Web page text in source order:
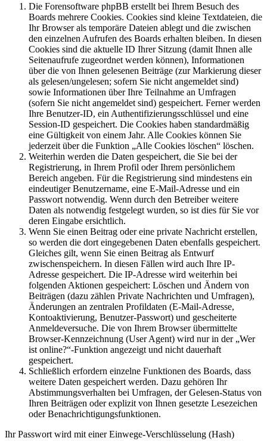
Die Forensoftware phpBB erstellt bei Ihrem Besuch des
Boards mehrere Cookies. Cookies sind kleine Textdateien, die
Ihr Browser als temporäre Dateien ablegt und die zwischen
den einzelnen Aufrufen des Boards erhalten bleiben. In diesen
Cookies sind die aktuelle ID Ihrer Sitzung (damit Ihnen alle
Seitenaufrufe zugeordnet werden können), Informationen
über die von Ihnen gelesenen Beiträge (zur Markierung dieser
als gelesen/ungelesen; sofern Sie nicht angemeldet sind)
sowie Informationen über Ihre Teilnahme an Umfragen
(sofern Sie nicht angemeldet sind) gespeichert. Ferner werden
Ihre Benutzer-ID, ein Authentifizierungsschlüssel und eine
Session-ID gespeichert. Die Cookies haben standardmäßig
eine Gültigkeit von einem Jahr. Alle Cookies können Sie
jederzeit über die Funktion „Alle Cookies löschen“ löschen.
Weiterhin werden die Daten gespeichert, die Sie bei der
Registrierung, in Ihrem Profil oder Ihrem persönlichem
Bereich angeben. Für die Registrierung sind mindestens ein
eindeutiger Benutzername, eine E-Mail-Adresse und ein
Passwort notwendig. Wenn durch den Betreiber weitere
Daten als notwendig festgelegt wurden, so ist dies für Sie vor
deren Eingabe ersichtlich.
Wenn Sie einen Beitrag oder eine private Nachricht erstellen,
so werden die dort eingegebenen Daten ebenfalls gespeichert.
Gleiches gilt, wenn Sie einen Beitrag als Entwurf
zwischenspeichern. In diesen Fällen wird auch Ihre IP-
Adresse gespeichert. Die IP-Adresse wird weiterhin bei
folgenden Aktionen gespeichert: Löschen und Ändern von
Beiträgen (dazu zählen Private Nachrichten und Umfragen),
Änderungen an zentralen Profildaten (E-Mail-Adresse,
Kontoaktivierung, Benutzer-Passwort) und gescheiterte
Anmeldeversuche. Die von Ihrem Browser übermittelte
Browser-Kennzeichnung (User Agent) wird nur in der „Wer
ist online?“-Funktion angezeigt und nicht dauerhaft
gespeichert.
Schließlich erfordern einzelne Funktionen des Boards, dass
weitere Daten gespeichert werden. Dazu gehören Ihr
Abstimmungsverhalten bei Umfragen, der Gelesen-Status von
Ihren Beiträgen oder explizit von Ihnen gesetzte Lesezeichen
oder Benachrichtigungsfunktionen.
Ihr Passwort wird mit einer Einwege-Verschlüsselung (Hash)